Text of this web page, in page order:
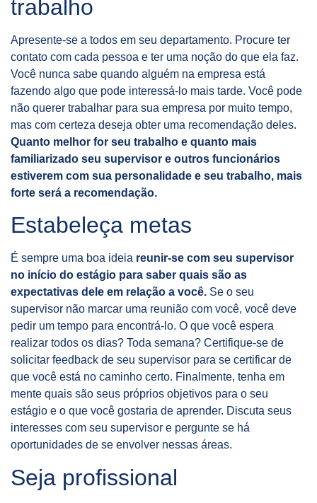
trabalho
Apresente-se a todos em seu departamento. Procure ter
contato com cada pessoa e ter uma noção do que ela faz.
Você nunca sabe quando alguém na empresa está
fazendo algo que pode interessá-lo mais tarde. Você pode
não querer trabalhar para sua empresa por muito tempo,
mas com certeza deseja obter uma recomendação deles.
Quanto melhor for seu trabalho e quanto mais
familiarizado seu supervisor e outros funcionários
estiverem com sua personalidade e seu trabalho, mais
forte será a recomendação.
Estabeleça metas
É sempre uma boa ideia reunir-se com seu supervisor
no início do estágio para saber quais são as
expectativas dele em relação a você. Se o seu
supervisor não marcar uma reunião com você, você deve
pedir um tempo para encontrá-lo. O que você espera
realizar todos os dias? Toda semana? Certifique-se de
solicitar feedback de seu supervisor para se certificar de
que você está no caminho certo. Finalmente, tenha em
mente quais são seus próprios objetivos para o seu
estágio e o que você gostaria de aprender. Discuta seus
interesses com seu supervisor e pergunte se há
oportunidades de se envolver nessas áreas.
Seja profissional